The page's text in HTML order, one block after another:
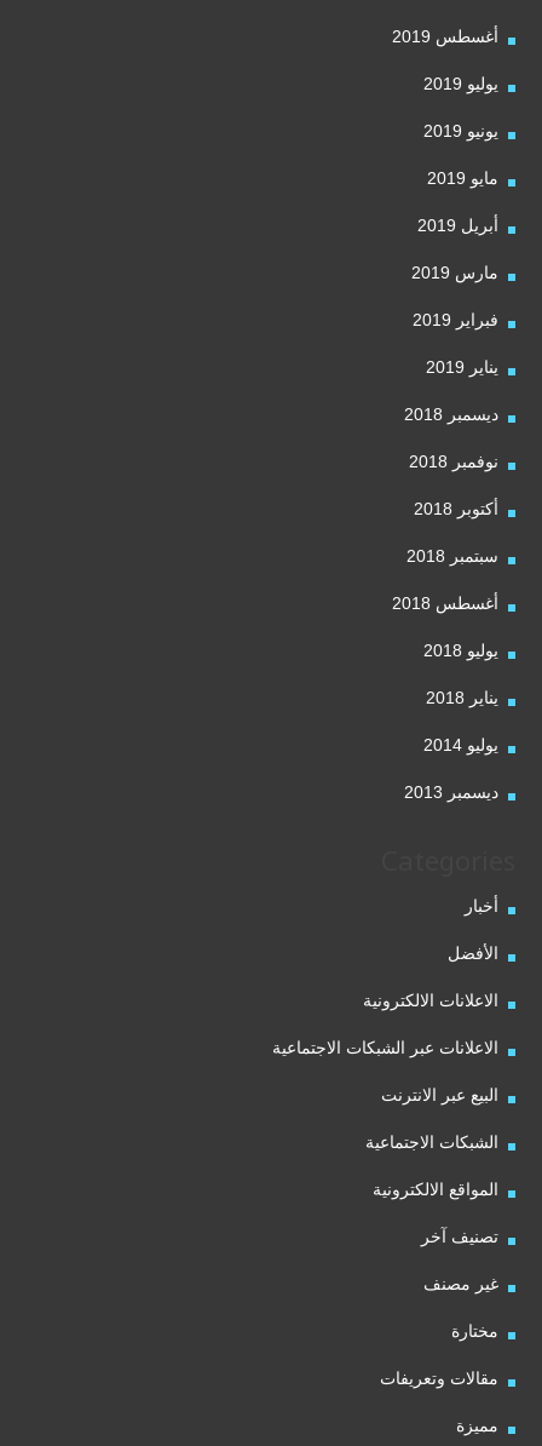
أغسطس 2019
يوليو 2019
يونيو 2019
مايو 2019
أبريل 2019
مارس 2019
فبراير 2019
يناير 2019
ديسمبر 2018
نوفمبر 2018
أكتوبر 2018
سبتمبر 2018
أغسطس 2018
يوليو 2018
يناير 2018
يوليو 2014
ديسمبر 2013
أخبار
الأفضل
الاعلانات الالكترونية
الاعلانات عبر الشبكات الاجتماعية
البيع عبر الانترنت
الشبكات الاجتماعية
المواقع الالكترونية
تصنيف آخر
غير مصنف
مختارة
مقالات وتعريفات
مميزة